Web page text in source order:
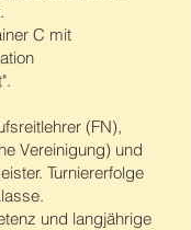
C mit
(FN),
Vereinigung) und
Turniererfolge
und langjährige